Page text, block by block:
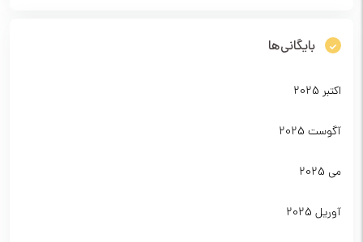
بایگانی‌ها
اکتبر 2025
آگوست 2025
می 2025
آوریل 2025